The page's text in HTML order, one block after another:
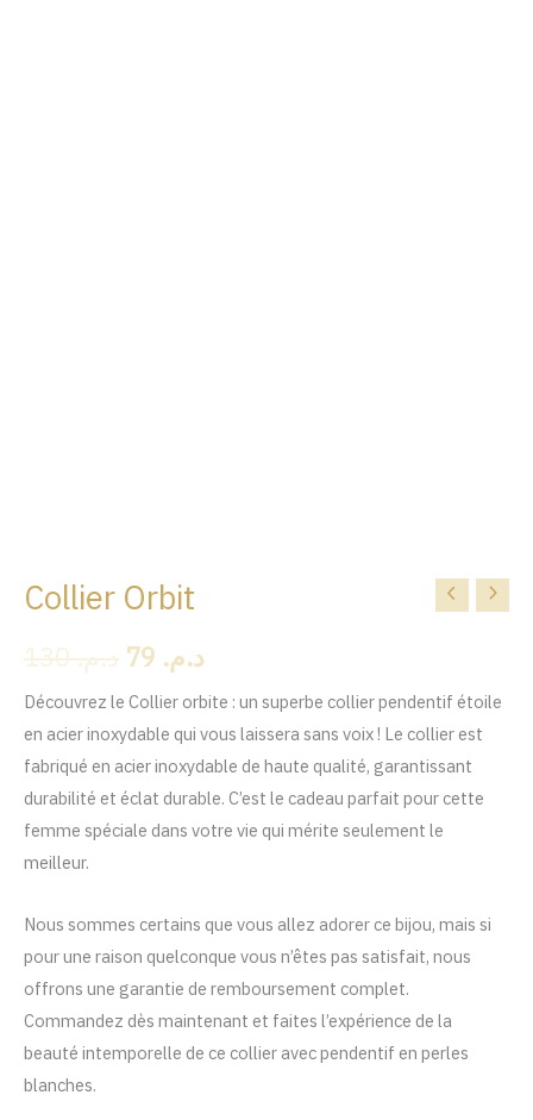
Collier Orbit
د.م.130
Le
prix
initial
était :
د.م. 130.
د.م.
actuel
est :
د.م. 79.
Découvrez le Collier orbite : un superbe collier pendentif étoile
en acier inoxydable qui vous laissera sans voix ! Le collier est
fabriqué en acier inoxydable de haute qualité, garantissant
durabilité et éclat durable. C’est le cadeau parfait pour cette
femme spéciale dans votre vie qui mérite seulement le
meilleur.
Nous sommes certains que vous allez adorer ce bijou, mais si
pour une raison quelconque vous n’êtes pas satisfait, nous
offrons une garantie de remboursement complet.
Commandez dès maintenant et faites l’expérience de la
beauté intemporelle de ce collier avec pendentif en perles
blanches.
quantité
Collier
Orbit